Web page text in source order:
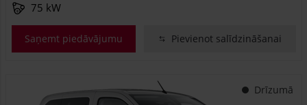
75 kW
Saņemt piedāvājumu Pievienot salīdzināšanai
Drīzumā